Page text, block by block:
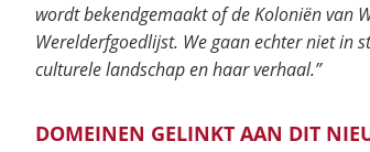
wordt bekendgemaakt of de Koloniën van
Werelderfgoedlijst. We gaan echter niet in
culturele landschap en haar verhaal.”
DOMEINEN GELINKT AAN DIT